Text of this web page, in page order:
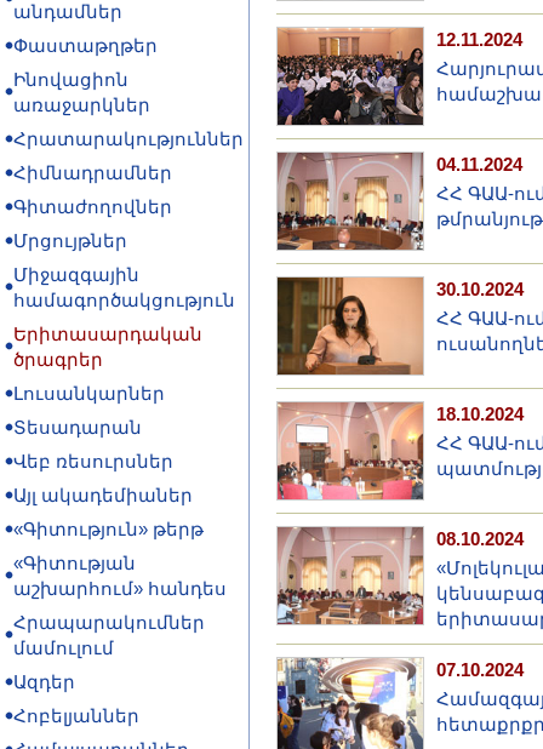
անդամներ
Փաստաթղթեր
Ինովացիոն
առաջարկներ
Հրատարակություններ
Հիմնադրամներ
Գիտաժողովներ
Մրցույթներ
Միջազգային
համագործակցություն
Երիտասարդական
ծրագրեր
Լուսանկարներ
Տեսադարան
Վեբ ռեսուրսներ
Այլ ակադեմիաներ
«Գիտություն» թերթ
«Գիտության
աշխարհում» հանդես
Հրապարակումներ
մամուլում
Ազդեր
Հոբելյաններ
12.11.2024
04.11.2024
ՀՀ ԳԱԱ-
30.10.2024
ՀՀ ԳԱԱ-
18.10.2024
ՀՀ ԳԱԱ-
08.10.2024
07.10.2024